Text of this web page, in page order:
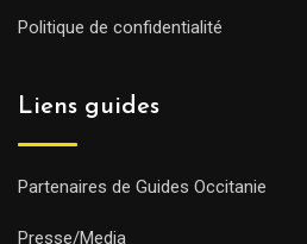
Politique de confidentialité
Liens guides
Partenaires de Guides Occitanie
Presse/Media